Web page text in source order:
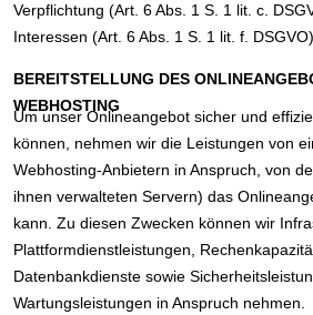
Verpflichtung (Art. 6 Abs. 1 S. 1 lit. c.
Interessen (Art. 6 Abs. 1 S. 1 lit. f. DSGVO).
BEREITSTELLUNG DES
WEBHOSTING
Um unser Onlineangebot sicher und
können, nehmen wir die Leistungen von
Webhosting-Anbietern in Anspruch, von
ihnen verwalteten Servern) das
kann. Zu diesen Zwecken können wir
Plattformdienstleistungen,
Datenbankdienste sowie
Wartungsleistungen in Anspruch nehmen.